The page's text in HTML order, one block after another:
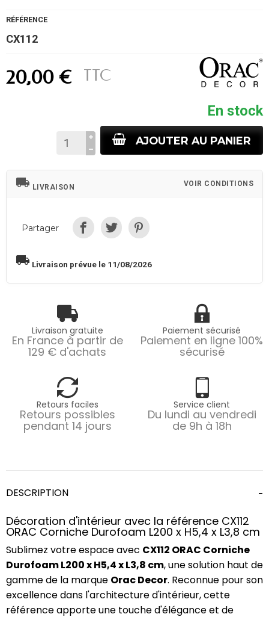
RÉFÉRENCE
CX112
20,00 € TTC
En stock
AJOUTER AU PANIER
local_shipping LIVRAISON VOIR CONDITIONS
Partager
local_shipping Livraison prévue le 11/08/2026
Livraison gratuite
En France à partir de
129 € d'achats
Paiement sécurisé
Paiement en ligne 100%
sécurisé
Retours faciles
Retours possibles
pendant 14 jours
Service client
Du lundi au vendredi
de 9h à 18h
DESCRIPTION
Décoration d'intérieur avec la référence CX112
ORAC Corniche Durofoam L200 x H5,4 x L3,8 cm
Sublimez votre espace avec CX112 ORAC Corniche
Durofoam L200 x H5,4 x L3,8 cm, une solution haut de
gamme de la marque Orac Decor. Reconnue pour son
excellence dans l'architecture d'intérieur, cette
référence apporte une touche d'élégance et de